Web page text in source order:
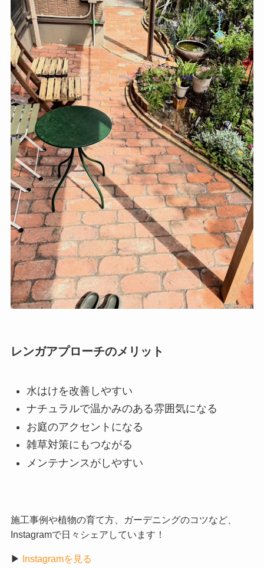
レンガアプローチのメリット
水はけを改善しやすい
ナチュラルで温かみのある雰囲気になる
お庭のアクセントになる
雑草対策にもつながる
メンテナンスがしやすい
施工事例や植物の育て方、ガーデニングのコツなど、
Instagramで日々シェアしています！
▶︎ Instagramを見る